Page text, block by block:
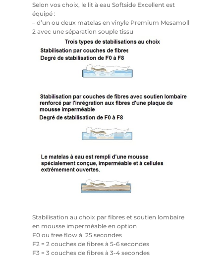
Selon vos choix, le lit à eau Softside Excellent est
équipé :
– d’un ou deux matelas en vinyle Premium Mesamoll
2 avec une séparation souple tissu
Stabilisation au choix par fibres et soutien lombaire
en mousse imperméable en option
F0 ou free flow à 25 secondes
F2 = 2 couches de fibres à 5-6 secondes
F3 = 3 couches de fibres à 3-4 secondes